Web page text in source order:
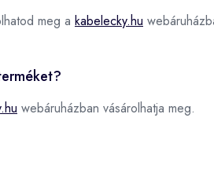
meg a kabelecky.hu
webáruházban vásárolhatja meg.